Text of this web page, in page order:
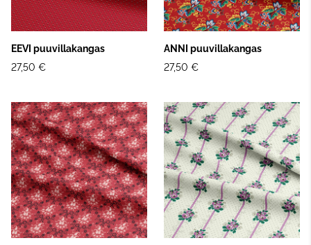
EEVI puuvillakangas
27,50 €
ANNI puuvillakangas
27,50 €